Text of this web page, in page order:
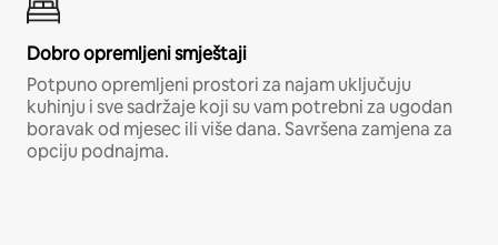
Dobro opremljeni smještaji
Potpuno opremljeni prostori za najam uključuju
kuhinju i sve sadržaje koji su vam potrebni za ugodan
boravak od mjesec ili više dana. Savršena zamjena za
opciju podnajma.